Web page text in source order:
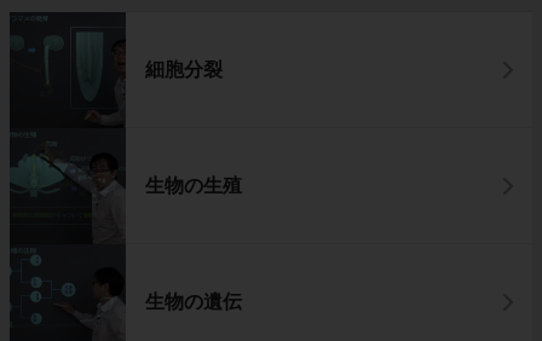
細胞分裂
生物の生殖
生物の遺伝